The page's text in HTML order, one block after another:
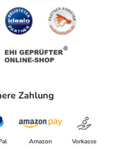
Zahlung
Amazon Vorkasse